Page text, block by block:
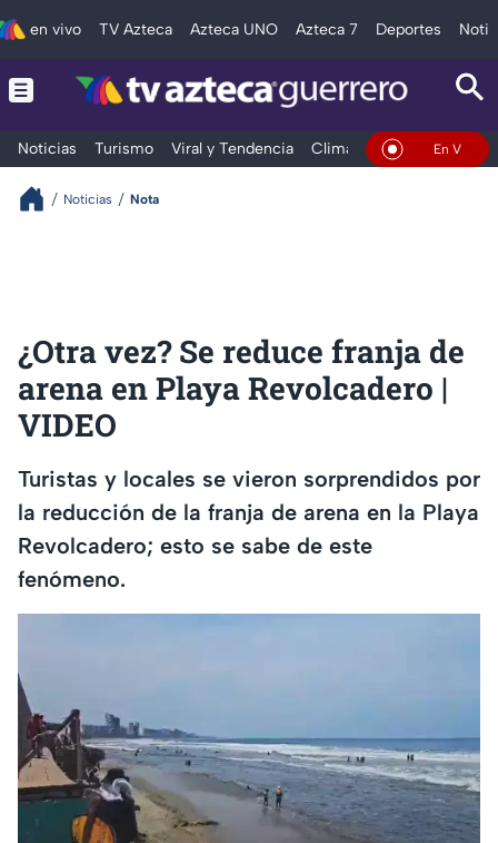
en vivo TV Azteca Azteca UNO Azteca 7 Deportes
Noticias Turismo Viral y Tendencia Clima DeportesEn Vivo
Noticias Nota
¿Otra vez? Se reduce franja de
arena en Playa Revolcadero |
VIDEO
Turistas y locales se vieron sorprendidos por
la reducción de la franja de arena en la Playa
Revolcadero; esto se sabe de este
fenómeno.